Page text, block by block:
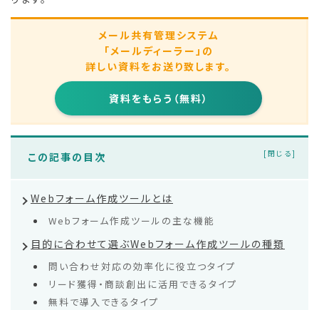
メール共有管理システム
「メールディーラー」の
詳しい資料をお送り致します。
資料をもらう（無料）
この記事の目次
Webフォーム作成ツールとは
Webフォーム作成ツールの主な機能
目的に合わせて選ぶWebフォーム作成ツールの種類
問い合わせ対応の効率化に役立つタイプ
リード獲得・商談創出に活用できるタイプ
無料で導入できるタイプ